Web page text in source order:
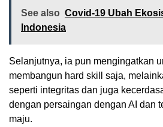
See also Covid-19 Ubah
Indonesia
Selanjutnya, ia pun mengingatkan
membangun hard skill saja,
seperti integritas dan juga
dengan persaingan dengan AI dan
maju.